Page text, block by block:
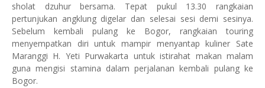
sholat dzuhur bersama. Tepat pukul 13.30 rangkaian
pertunjukan angklung digelar dan selesai sesi demi sesinya.
Sebelum kembali pulang ke Bogor, rangkaian touring
menyempatkan diri untuk mampir menyantap kuliner Sate
Maranggi H. Yeti Purwakarta untuk istirahat makan malam
guna mengisi stamina dalam perjalanan kembali pulang ke
Bogor.